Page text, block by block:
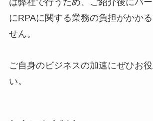
は弊社で行うため、ご紹介後にパ
にRPAに関する業務の負担がかか
せん。
ご自身のビジネスの加速にぜひお
い。